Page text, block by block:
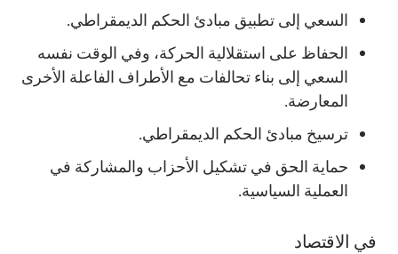
السعي إلى تطبيق مبادئ الحكم الديمقراطي.
الحفاظ على استقلالية الحركة، وفي الوقت نفسه
السعي إلى بناء تحالفات مع الأطراف الفاعلة الأخرى
المعارضة.
ترسيخ مبادئ الحكم الديمقراطي.
حماية الحق في تشكيل الأحزاب والمشاركة في
العملية السياسية.
في الاقتصاد